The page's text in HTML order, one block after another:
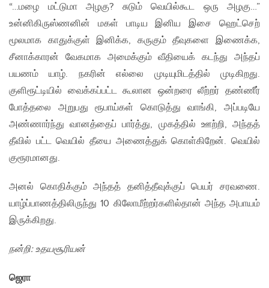
“…மழை மட்டுமா அழகு? சுடும் வெயில்கூட ஒரு அழகு…”
உன்னிகிருஸ்ணனின் மகள் பாடிய இனிய இசை ஹெட்செற்
மூலமாக காதுக்குள் இனிக்க, கருகும் தீவுகளை இணைக்க,
சீனாக்காரன் வேகமாக அமைக்கும் வீதியைக் கடந்து அந்தப்
பயணம் யாழ். நகரின் எல்லை முடியுமிடத்தில் முடிகிறது.
குளிரூட்டியில் வைக்கப்பட்ட கூலான ஒன்றரை லீற்றர் தண்ணீர்
போத்தலை அறுபது ரூபாய்கள் கொடுத்து வாங்கி, அப்படியே
அண்ணார்ந்து வானத்தைப் பார்த்து, முகத்தில் ஊற்றி, அந்தத்
தீவில் பட்ட வெயில் தீயை அணைத்துக் கொள்கிறேன். வெயில்
குரூரமானது.
அனல் கொதிக்கும் அந்தத் தனித்தீவுக்குப் பெயர் சரவணை.
யாழ்ப்பாணத்திலிருந்து 10 கிலோமீற்றர்களில்தான் அந்த அபாயம்
இருக்கிறது.
நன்றி: உதயசூரியன்
ஜெரா